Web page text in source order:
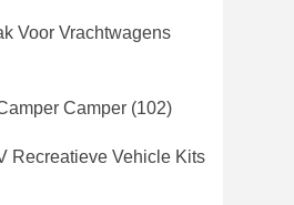
Voor Vrachtwagens
Camper (102)
Recreatieve Vehicle Kits